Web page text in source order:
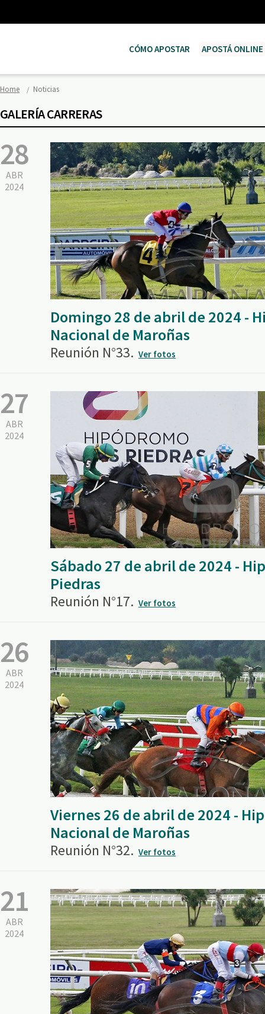
CÓMO APOSTAR APOSTÁ ONLINE
Home Noticias
GALERÍA CARRERAS
28
ABR
2024
Domingo 28 de abril de 2024 -
Nacional de Maroñas
Reunión N°33. Ver fotos
27
ABR
2024
Sábado 27 de abril de 2024 -
Piedras
Reunión N°17. Ver fotos
26
ABR
2024
Viernes 26 de abril de 2024 -
Nacional de Maroñas
Reunión N°32. Ver fotos
21
ABR
2024